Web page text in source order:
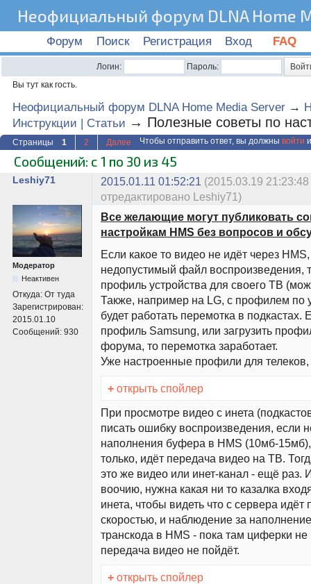
Неофициальный форум DLNA Home
Форум Поиск Регистрация Вход FAQ
Логин:
Пароль:
Вы тут как гость.
Неофициальный форум DLNA Home Media Server →
Инструкции | Статьи → Полезные советы по
Страницы 1 2 Далее Чтобы отправить ответ, вы должны войти
Сообщений: с 1 по 30 из 45
Leshiy71 2015.01.11 01:52:21 (2015.03.19 21:23:48
отредактировано Leshiy71)
Модератор
Неактивен
Откуда: От туда
Зарегистрирован:
2015.01.10
Сообщений: 930
Все желающие могут публиковать
настройкам HMS без вопросов и
Если какое то видео не идёт через
недопустимый файл воспроизведения,
профиль устройства для своего ТВ
Также, например на LG, с профилем по
будет работать перемотка в подкастах.
профиль Samsung, или загрузить
форума, то перемотка заработает.
Уже настроенные профили для телеков,
+ открыть спойлер
При просмотре видео с инета
писать ошибку воспроизведения, если
наполнения буфера в HMS (10мб-15мб),
только, идёт передача видео на ТВ.
это же видео или инет-канал - ещё раз.
воочию, нужна какая ни то казалка
инета, чтобы видеть что с сервера идёт
скоростью, и наблюдение за
транскода в HMS - пока там циферки не
передача видео не пойдёт.
+ открыть спойлер